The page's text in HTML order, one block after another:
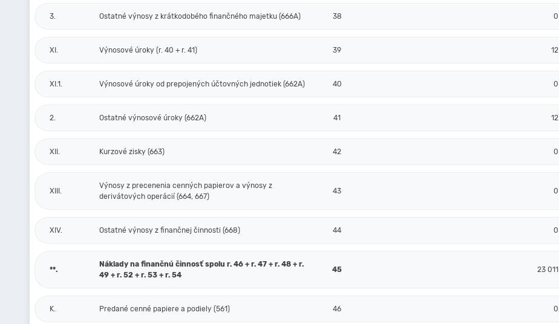
3. Ostatné výnosy z krátkodobého finančného majetku (666A) 38 0
XI. Výnosové úroky (r. 40 + r. 41) 39 12
XI.1. Výnosové úroky od prepojených účtovných jednotiek (662A) 40 0
2. Ostatné výnosové úroky (662A) 41 12
XII. Kurzové zisky (663) 42 0
XIII.
Výnosy z precenenia cenných papierov a výnosy z
derivátových operácií (664, 667)
43 0
XIV. Ostatné výnosy z finančnej činnosti (668) 44 0
**.
Náklady na finančnú činnosť spolu r. 46 + r. 47 + r. 48 + r.
49 + r. 52 + r. 53 + r. 54
45 23 011
K. Predané cenné papiere a podiely (561) 46 0